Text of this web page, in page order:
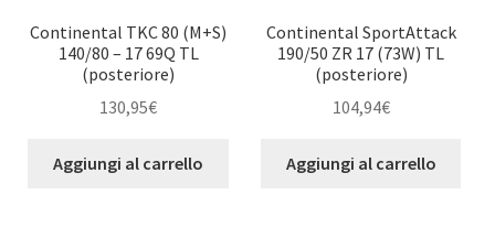
Continental TKC 80 (M+S)
140/80 – 17 69Q TL
(posteriore)
130,95€
Aggiungi al carrello
Continental SportAttack
190/50 ZR 17 (73W) TL
(posteriore)
104,94€
Aggiungi al carrello